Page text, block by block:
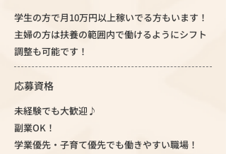
学生の方で月10万円以上稼いでる方もいます！
主婦の方は扶養の範囲内で働けるようにシフト
調整も可能です！
応募資格
未経験でも大歓迎♪
副業OK！
学業優先・子育て優先でも働きやすい職場！